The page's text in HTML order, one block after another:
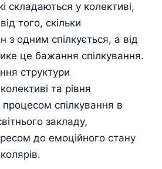
складаються у колективі,
того, скільки
з одним спілкується, а від
це бажання спілкування.
структури
та рівня
спілкування в
закладу,
до емоційного стану